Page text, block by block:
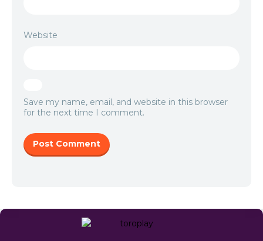
Website
Save my name, email, and website in this browser
for the next time I comment.